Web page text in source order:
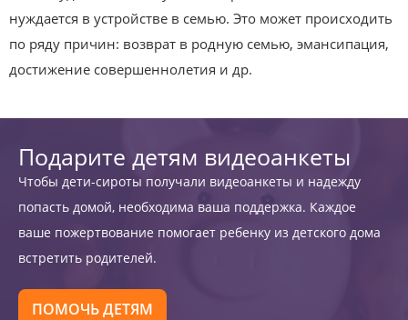
нуждается в устройстве в семью. Это может происходить
по ряду причин: возврат в родную семью, эмансипация,
достижение совершеннолетия и др.
Подарите детям видеоанкеты
Чтобы дети-сироты получали видеоанкеты и надежду
попасть домой, необходима ваша поддержка. Каждое
ваше пожертвование помогает ребенку из детского дома
встретить родителей.
ПОМОЧЬ ДЕТЯМ